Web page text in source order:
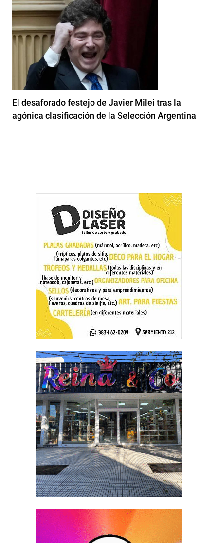
El desaforado festejo de Javier Milei tras la
agónica clasificación de la Selección Argentina